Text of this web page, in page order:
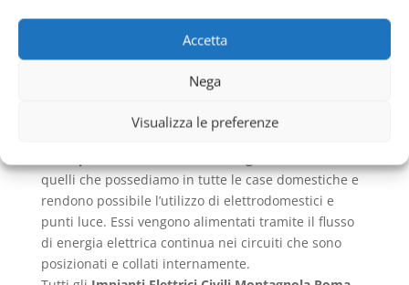
Accetta
Nega
Visualizza le preferenze
Impianti Elettrici Civili
per il flusso di energia elettrica che si ritrova in casa
ha delle differenze, classificazioni e sub
classificazioni che sono diverse, in base anche alle
quelli che possediamo in tutte le case domestiche e
rendono possibile l’utilizzo di elettrodomestici e
punti luce. Essi vengono alimentati tramite il flusso
di energia elettrica continua nei circuiti che sono
posizionati e collati internamente.